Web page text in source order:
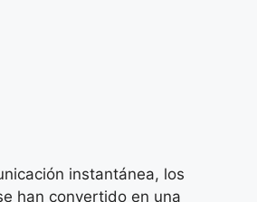
instantánea, los
han convertido en una